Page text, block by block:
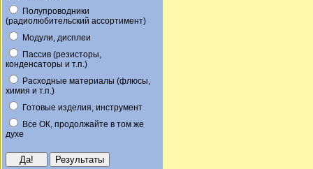
Полупроводники
(радиолюбительский ассортимент)
Модули, дисплеи
Пассив (резисторы,
конденсаторы и т.п.)
Расходные материалы (флюсы,
химия и т.п.)
Готовые изделия, инструмент
Все ОК, продолжайте в том же
духе